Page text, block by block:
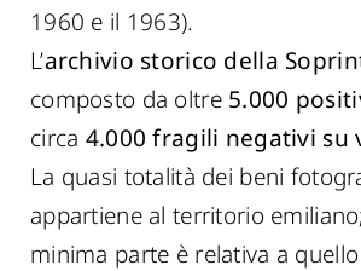
1960 e il 1963).
L’archivio storico della
composto da oltre 5.000
circa 4.000 fragili negativi su
La quasi totalità dei beni
appartiene al territorio
minima parte è relativa a